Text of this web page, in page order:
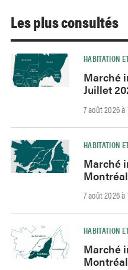
Les plus consultés
HABITATION
Marché
Juillet
7 août 2026 à
HABITATION
Marché
7 août 2026 à
HABITATION
Marché